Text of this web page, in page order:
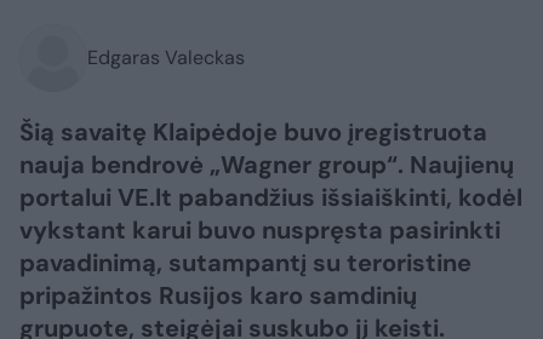
Edgaras Valeckas
Šią savaitę Klaipėdoje buvo įregistruota
nauja bendrovė „Wagner group“. Naujienų
portalui VE.lt pabandžius išsiaiškinti, kodėl
vykstant karui buvo nuspręsta pasirinkti
pavadinimą, sutampantį su teroristine
pripažintos Rusijos karo samdinių
grupuote, steigėjai suskubo jį keisti.